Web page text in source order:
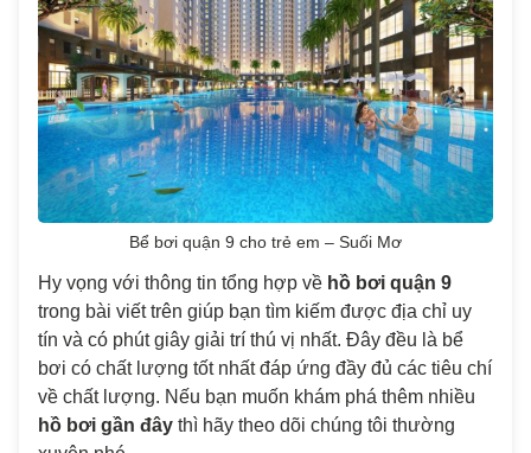
Bể bơi quận 9 cho trẻ em – Suối Mơ
Hy vọng với thông tin tổng hợp về hồ bơi quận 9
trong bài viết trên giúp bạn tìm kiếm được địa chỉ uy
tín và có phút giây giải trí thú vị nhất. Đây đều là bể
bơi có chất lượng tốt nhất đáp ứng đầy đủ các tiêu chí
về chất lượng. Nếu bạn muốn khám phá thêm nhiều
hồ bơi gần đây thì hãy theo dõi chúng tôi thường